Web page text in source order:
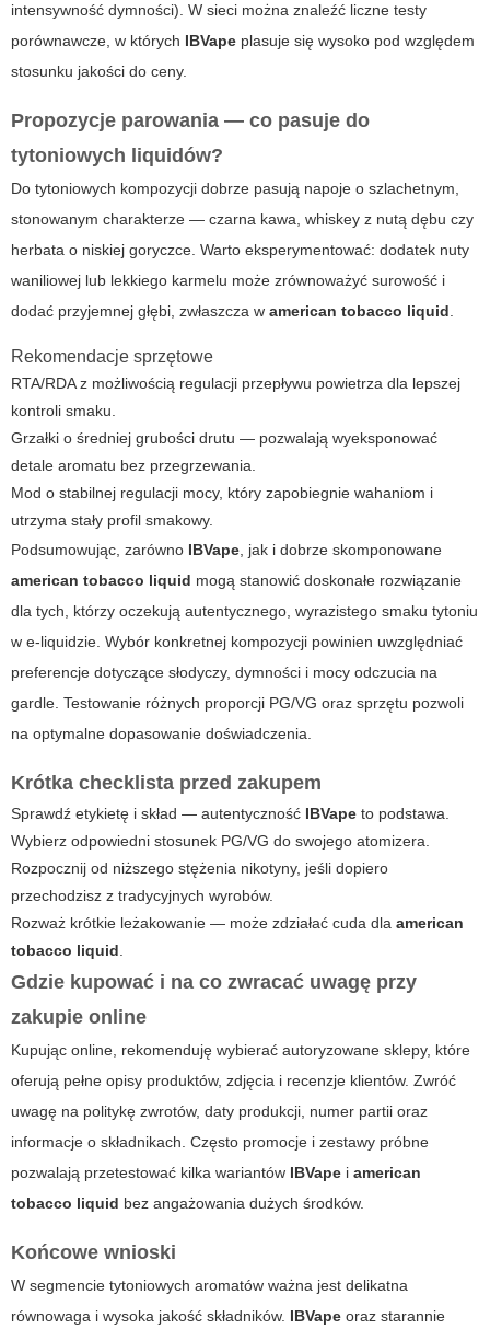
intensywność dymności). W sieci można znaleźć liczne testy
porównawcze, w których IBVape plasuje się wysoko pod względem
stosunku jakości do ceny.
Propozycje parowania — co pasuje do
tytoniowych liquidów?
Do tytoniowych kompozycji dobrze pasują napoje o szlachetnym,
stonowanym charakterze — czarna kawa, whiskey z nutą dębu czy
herbata o niskiej goryczce. Warto eksperymentować: dodatek nuty
waniliowej lub lekkiego karmelu może zrównoważyć surowość i
dodać przyjemnej głębi, zwłaszcza w american tobacco liquid.
Rekomendacje sprzętowe
RTA/RDA z możliwością regulacji przepływu powietrza dla lepszej
kontroli smaku.
Grzałki o średniej grubości drutu — pozwalają wyeksponować
detale aromatu bez przegrzewania.
Mod o stabilnej regulacji mocy, który zapobiegnie wahaniom i
utrzyma stały profil smakowy.
Podsumowując, zarówno IBVape, jak i dobrze skomponowane
american tobacco liquid mogą stanowić doskonałe rozwiązanie
dla tych, którzy oczekują autentycznego, wyrazistego smaku tytoniu
w e-liquidzie. Wybór konkretnej kompozycji powinien uwzględniać
preferencje dotyczące słodyczy, dymności i mocy odczucia na
gardle. Testowanie różnych proporcji PG/VG oraz sprzętu pozwoli
na optymalne dopasowanie doświadczenia.
Krótka checklista przed zakupem
Sprawdź etykietę i skład — autentyczność IBVape to podstawa.
Wybierz odpowiedni stosunek PG/VG do swojego atomizera.
Rozpocznij od niższego stężenia nikotyny, jeśli dopiero
przechodzisz z tradycyjnych wyrobów.
Rozważ krótkie leżakowanie — może zdziałać cuda dla american
tobacco liquid.
Gdzie kupować i na co zwracać uwagę przy
zakupie online
Kupując online, rekomenduję wybierać autoryzowane sklepy, które
oferują pełne opisy produktów, zdjęcia i recenzje klientów. Zwróć
uwagę na politykę zwrotów, daty produkcji, numer partii oraz
informacje o składnikach. Często promocje i zestawy próbne
pozwalają przetestować kilka wariantów IBVape i american
tobacco liquid bez angażowania dużych środków.
Końcowe wnioski
W segmencie tytoniowych aromatów ważna jest delikatna
równowaga i wysoka jakość składników. IBVape oraz starannie